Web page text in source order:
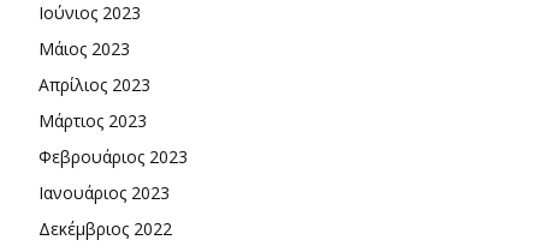
Ιούνιος 2023
Μάιος 2023
Απρίλιος 2023
Μάρτιος 2023
Φεβρουάριος 2023
Ιανουάριος 2023
Δεκέμβριος 2022